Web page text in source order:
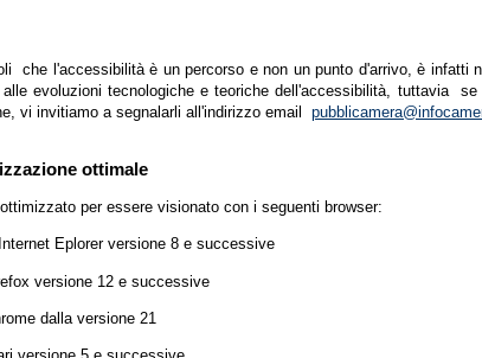
che l'accessibilità è un percorso e non un punto d'arrivo, è infatti
evoluzioni tecnologiche e teoriche dell'accessibilità, tuttavia
vi invitiamo a segnalarli all'indirizzo email
ottimale
per essere visionato con i seguenti browser:
Eplorer versione 8 e successive
versione 12 e successive
dalla versione 21